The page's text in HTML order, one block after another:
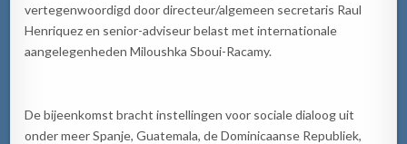
vertegenwoordigd door directeur/algemeen secretaris Raul
Henriquez en senior-adviseur belast met internationale
aangelegenheden Miloushka Sboui-Racamy.
De bijeenkomst bracht instellingen voor sociale dialoog uit
onder meer Spanje, Guatemala, de Dominicaanse Republiek,